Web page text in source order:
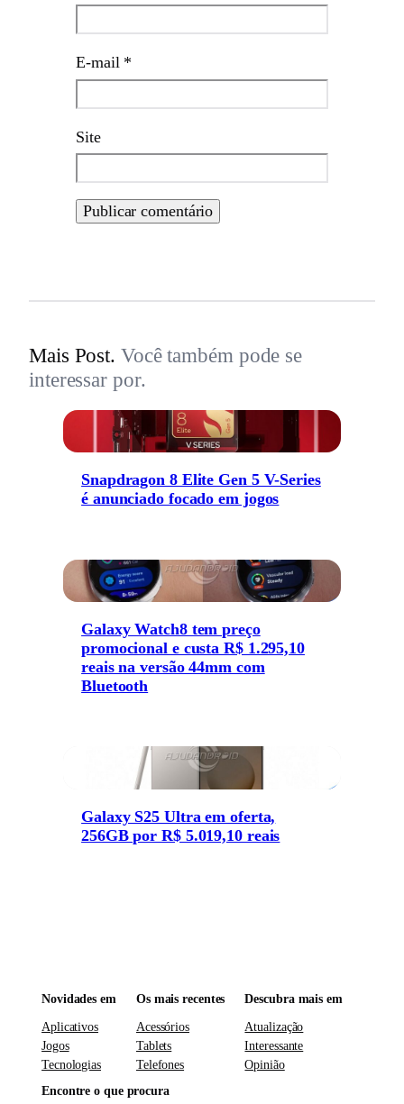
E-mail *
Site
Mais Post. Você também pode se
interessar por.
Snapdragon 8 Elite Gen 5 V-Series
é anunciado focado em jogos
Galaxy Watch8 tem preço
promocional e custa R$ 1.295,10
reais na versão 44mm com
Bluetooth
Galaxy S25 Ultra em oferta,
256GB por R$ 5.019,10 reais
Novidades em
Aplicativos
Jogos
Tecnologias
Os mais recentes
Acessórios
Tablets
Telefones
Descubra mais em
Atualização
Interessante
Opinião
Encontre o que procura